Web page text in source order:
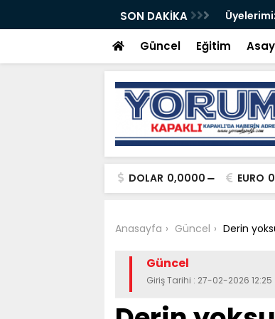
SON DAKİKA
Güncel Eğitim
DOLAR 0,0000 EURO
Anasayfa Güncel Derin
Güncel
Giriş Tarihi : 27-02-2026 12:25